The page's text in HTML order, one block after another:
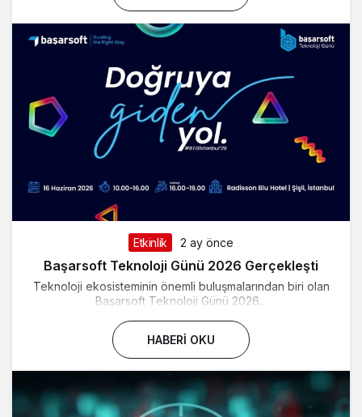
Etkinlik 2 ay önce
Başarsoft Teknoloji Günü 2026 Gerçekleşti
Teknoloji ekosisteminin önemli buluşmalarından biri olan
Başarsoft Teknoloji Günü 2026...
HABERI OKU